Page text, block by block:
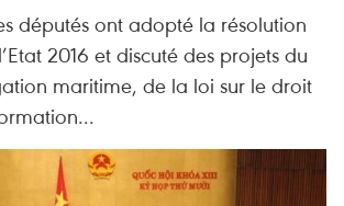
députés ont adopté la résolution
2016 et discuté des projets du
maritime, de la loi sur le droit